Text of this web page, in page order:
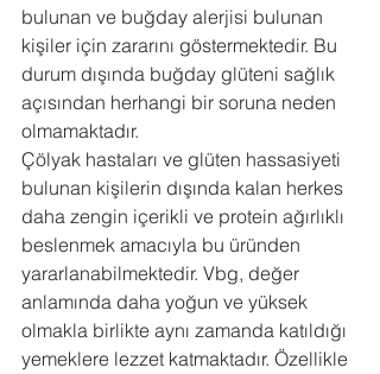
bulunan ve buğday alerjisi bulunan
kişiler için zararını göstermektedir. Bu
durum dışında buğday glüteni sağlık
açısından herhangi bir soruna neden
olmamaktadır.
Çölyak hastaları ve glüten hassasiyeti
bulunan kişilerin dışında kalan herkes
daha zengin içerikli ve protein ağırlıklı
beslenmek amacıyla bu üründen
yararlanabilmektedir. Vbg, değer
anlamında daha yoğun ve yüksek
olmakla birlikte aynı zamanda katıldığı
yemeklere lezzet katmaktadır. Özellikle